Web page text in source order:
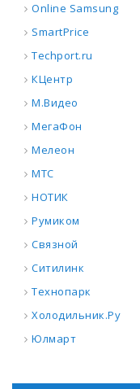
Online Samsung
SmartPrice
Techport.ru
КЦентр
М.Видео
МегаФон
Мелеон
МТС
НОТИК
Румиком
Связной
Ситилинк
Технопарк
Холодильник.Ру
Юлмарт